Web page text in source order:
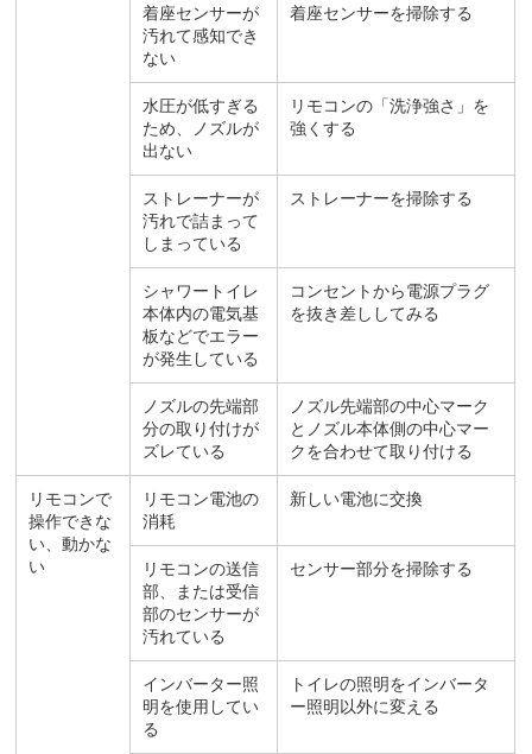
着座センサーが
汚れて感知でき
ない
着座センサーを掃除する
水圧が低すぎる
ため、ノズルが
出ない
リモコンの「洗浄強さ」を
強くする
ストレーナーが
汚れで詰まって
しまっている
ストレーナーを掃除する
シャワートイレ
本体内の電気基
板などでエラー
が発生している
コンセントから電源プラグ
を抜き差ししてみる
ノズルの先端部
分の取り付けが
ズレている
ノズル先端部の中心マーク
とノズル本体側の中心マー
クを合わせて取り付ける
リモコンで
操作できな
い、動かな
い
リモコン電池の
消耗
新しい電池に交換
リモコンの送信
部、または受信
部のセンサーが
汚れている
センサー部分を掃除する
インバーター照
明を使用してい
る
トイレの照明をインバータ
ー照明以外に変える